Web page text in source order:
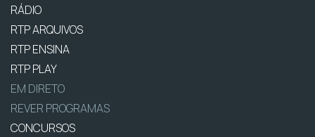
RÁDIO
RTP ARQUIVOS
RTP ENSINA
RTP PLAY
EM DIRETO
REVER PROGRAMAS
CONCURSOS